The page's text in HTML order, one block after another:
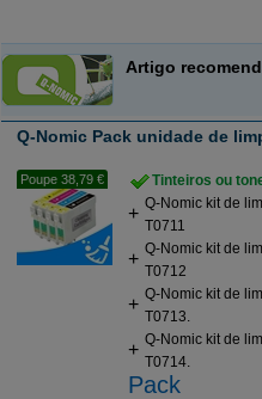
Artigo
Q-Nomic Pack unidade de
Poupe 38,79 €
Tinteiros ou
Q-Nomic kit de
T0711
Q-Nomic kit de
T0712
Q-Nomic kit de
T0713.
Q-Nomic kit de
T0714.
Pack